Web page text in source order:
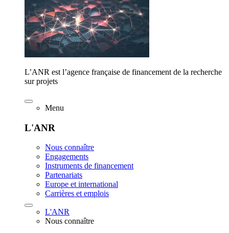
L’ANR est l’agence française de financement de la recherche
sur projets
Menu
L'ANR
Nous connaître
Engagements
Instruments de financement
Partenariats
Europe et international
Carrières et emplois
L'ANR
Nous connaître